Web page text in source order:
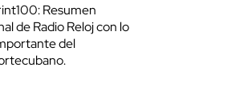
Resumen
de Radio Reloj con lo
del